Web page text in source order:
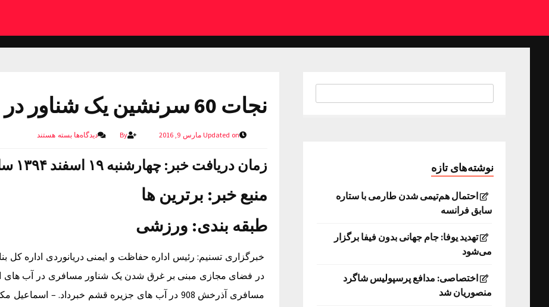
نجات 60 سرنشین یک شناور در قشم
Updated on مارس 9, 2016 By دیدگاه‌هابسته هستند
زمان دریافت خبر: چهارشنبه ۱۹ اسفند ۱۳۹۴ ساعت ۱۷:۵۵
منبع خبر: برترین ها
طبقه بندی: ورزشی
خبرگزاری تسنیم: رئیس اداره حفاظت و ایمنی دریانوردی اداره کل
نوشته‌های تازه
احتمال هم‌تیمی شدن طارمی با ستاره
سابق فرانسه
تهدید یوفا: جام جهانی بدون فیفا برگزار
می‌شود
اختصاصی: مدافع پرسپولیس شاگرد
منصوریان شد